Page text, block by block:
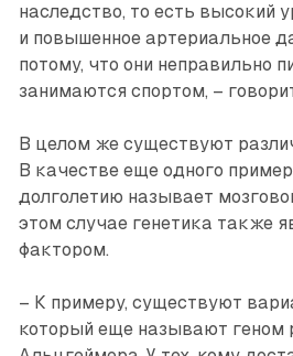
наследство, то есть высокий
и повышенное артериальное
потому, что они неправильно
занимаются спортом, –
В целом же существуют
В качестве еще одного
долголетию называет
этом случае генетика также
фактором.
– К примеру, существуют
который еще называют геном